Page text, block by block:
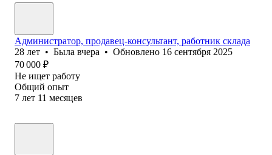
Администратор, продавец-консультант, работник склада
28 лет • Была вчера • Обновлено 16 сентября 2025
70 000 ₽
Не ищет работу
Общий опыт
7 лет 11 месяцев